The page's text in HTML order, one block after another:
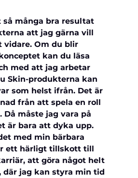
så många bra resultat
att jag gärna vill
vidare. Om du blir
kan du läsa
med att jag arbetar
Skin-produkterna kan
som helst ifrån. Det är
från att spela en roll
Då måste jag vara på
är bara att dyka upp.
med min bärbara
ett härligt tillskott till
att göra något helt
där jag kan styra min tid